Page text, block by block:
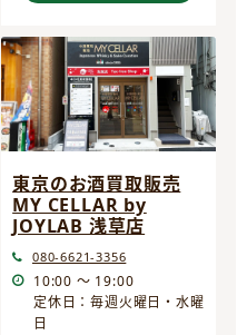
東京のお酒買取販売
MY CELLAR by
JOYLAB 浅草店
080-6621-3356
10:00 ～ 19:00
定休日：毎週火曜日・水曜
日